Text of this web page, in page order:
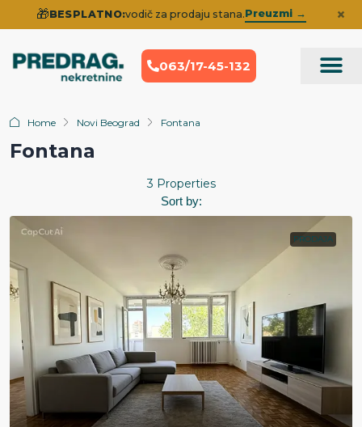
🎁BESPLATNO:vodič za prodaju stana.Preuzmi → ×
063/17-45-132
Home Novi Beograd Fontana
Fontana
3 Properties
Sort by:
PRODAJA